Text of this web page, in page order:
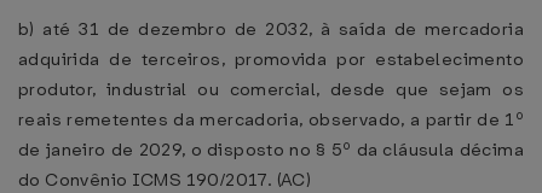
b) até 31 de dezembro de 2032, à saída de mercadoria
adquirida de terceiros, promovida por estabelecimento
produtor, industrial ou comercial, desde que sejam os
reais remetentes da mercadoria, observado, a partir de 1º
de janeiro de 2029, o disposto no § 5º da cláusula décima
do Convênio ICMS 190/2017. (AC)